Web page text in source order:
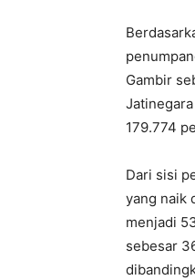
Gambir
179.774
Dari sisi
yang naik
menjadi
sebesar